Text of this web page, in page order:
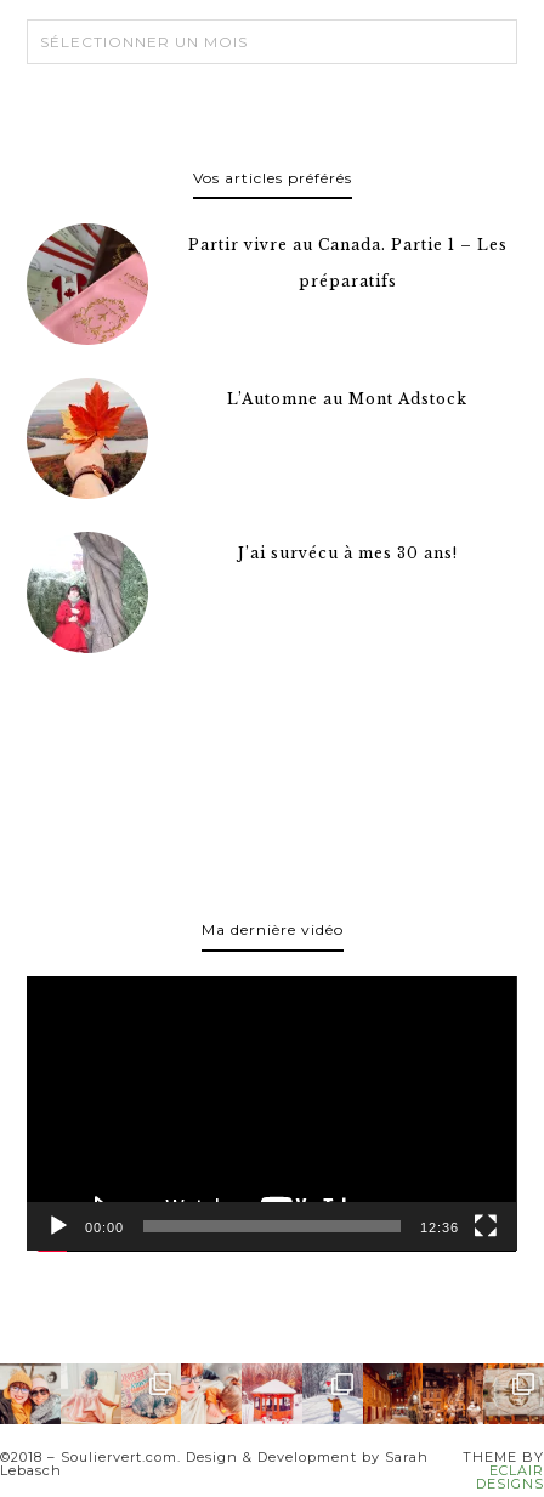
Vos articles préférés
Partir vivre au Canada. Partie 1 – Les
préparatifs
L’Automne au Mont Adstock
J’ai survécu à mes 30 ans!
Ma dernière vidéo
00:00 12:36
©2018 – Souliervert.com. Design & Development by Sarah
Lebasch
THEME BY
ECLAIR
DESIGNS